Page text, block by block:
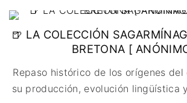
🔴COMEDIA
🔴DRAMA
🔴ÉPICO / MITOLÓGICO
🇲🇽
🇺🇾
🇧🇪
🇪🇸
🇮🇹
🇳🇱
👨‍🎨 IMAGEN &
VIDEO
🖥️ SERVICIOS DE
COMPUTACIÓN
📧 CONTACTO
🪪 TARJETA DIGITAL
🍺 LA COLECCIÓN
BRETONA [
Repaso histórico de los orígenes
su producción, evolución lingüística